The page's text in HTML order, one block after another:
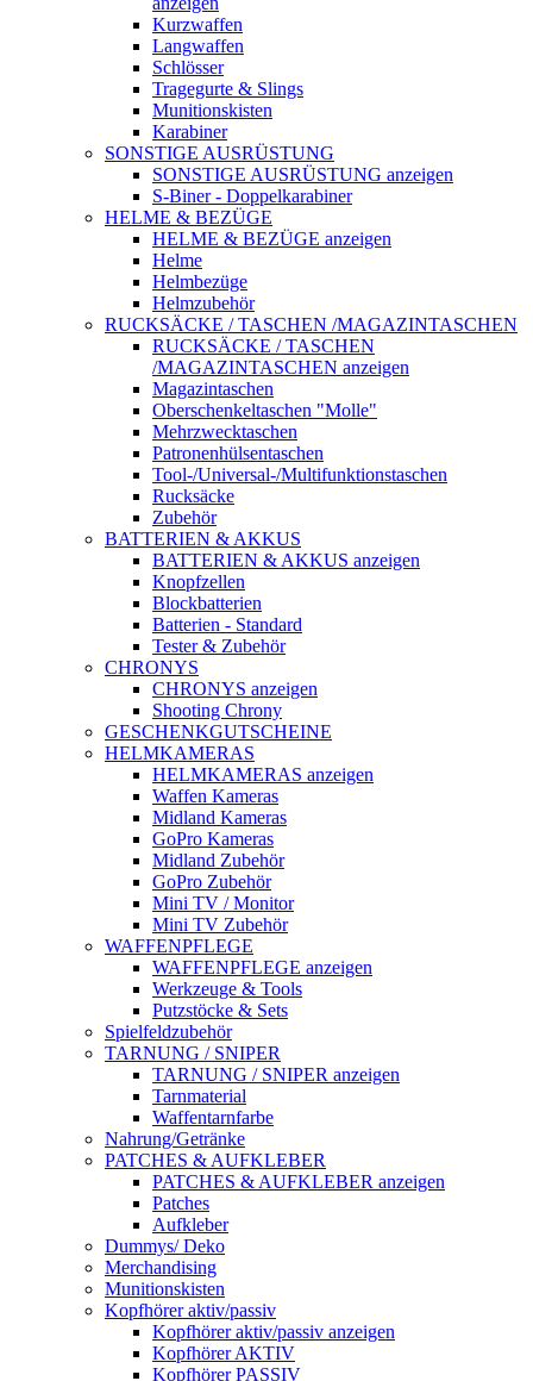
Kurzwaffen
Langwaffen
Schlösser
Tragegurte & Slings
Munitionskisten
Karabiner
SONSTIGE AUSRÜSTUNG
SONSTIGE AUSRÜSTUNG anzeigen
S-Biner - Doppelkarabiner
HELME & BEZÜGE
HELME & BEZÜGE anzeigen
Helme
Helmbezüge
Helmzubehör
RUCKSÄCKE / TASCHEN /MAGAZINTASCHEN
RUCKSÄCKE / TASCHEN
/MAGAZINTASCHEN anzeigen
Magazintaschen
Oberschenkeltaschen "Molle"
Mehrzwecktaschen
Patronenhülsentaschen
Tool-/Universal-/Multifunktionstaschen
Rucksäcke
Zubehör
BATTERIEN & AKKUS
BATTERIEN & AKKUS anzeigen
Knopfzellen
Blockbatterien
Batterien - Standard
Tester & Zubehör
CHRONYS
CHRONYS anzeigen
Shooting Chrony
GESCHENKGUTSCHEINE
HELMKAMERAS
HELMKAMERAS anzeigen
Waffen Kameras
Midland Kameras
GoPro Kameras
Midland Zubehör
GoPro Zubehör
Mini TV / Monitor
Mini TV Zubehör
WAFFENPFLEGE
WAFFENPFLEGE anzeigen
Werkzeuge & Tools
Putzstöcke & Sets
Spielfeldzubehör
TARNUNG / SNIPER
TARNUNG / SNIPER anzeigen
Tarnmaterial
Waffentarnfarbe
Nahrung/Getränke
PATCHES & AUFKLEBER
PATCHES & AUFKLEBER anzeigen
Patches
Aufkleber
Dummys/ Deko
Merchandising
Munitionskisten
Kopfhörer aktiv/passiv
Kopfhörer aktiv/passiv anzeigen
Kopfhörer AKTIV
Kopfhörer PASSIV